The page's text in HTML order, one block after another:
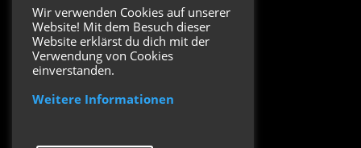
Impressum
Datenschutzerklärung
Folge uns
Wir verwenden Cookies auf unserer
Website! Mit dem Besuch dieser
Website erklärst du dich mit der
Verwendung von Cookies
einverstanden.
Weitere Informationen